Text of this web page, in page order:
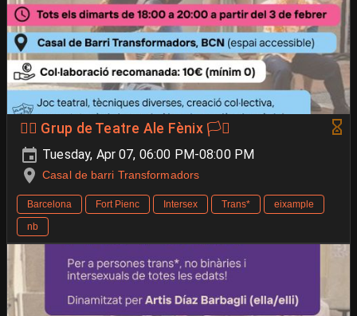
🐦‍🔥 Grup de Teatre Ale Fènix 🏳️‍⚧️
Tuesday, Apr 07, 06:00 PM-08:00 PM
Casal de barri Transformadors
Barcelona Fort Pienc Intersex Trans*
eixample
nb